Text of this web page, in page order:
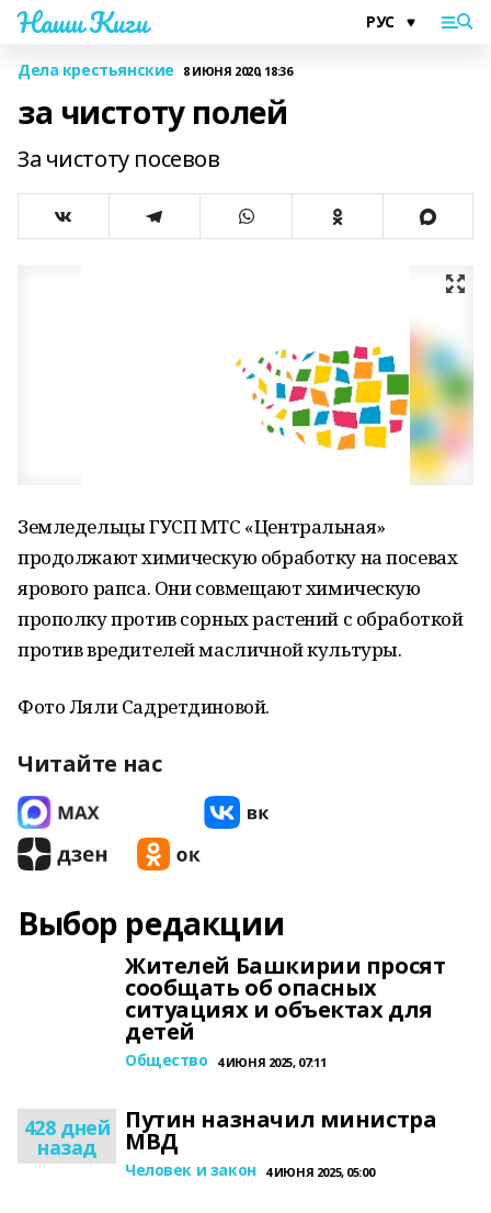
Наши Киги
Дела крестьянские 8 ИЮНЯ 2020, 18:36
за чистоту полей
За чистоту посевов
Земледельцы ГУСП МТС «Центральная»
продолжают химическую обработку на посевах
ярового рапса. Они совмещают химическую
прополку против сорных растений с обработкой
против вредителей масличной культуры.
Фото Ляли Садретдиновой.
Читайте нас
Выбор редакции
Жителей Башкирии просят
сообщать об опасных
ситуациях и объектах для
детей
Общество 4 ИЮНЯ 2025, 07:11
428 дней
назад
Путин назначил министра
МВД
Человек и закон 4 ИЮНЯ 2025, 05:00